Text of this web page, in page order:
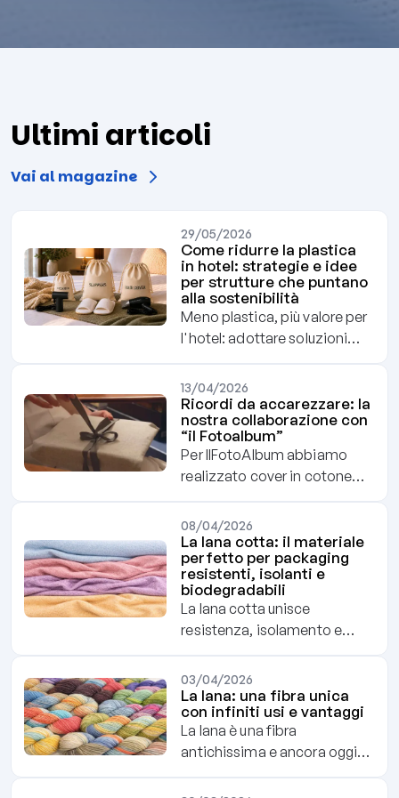
Ultimi articoli
Vai al magazine
29/05/2026
Come ridurre la plastica
in hotel: strategie e idee
per strutture che puntano
alla sostenibilità
Meno plastica, più valore per
l'hotel: adottare soluzioni
sprechi, contenere i costi e
rispondere alle aspettative di
ospiti sempre più
consapevoli. Ecco da dove
iniziare, partendo dalle linee
13/04/2026
Ricordi da accarezzare: la
nostra collaborazione con
“il Fotoalbum”
Per IlFotoAlbum abbiamo
realizzato cover in cotone
custodire qualcosa di unico: i
ricordi. Un progetto che va
oltre il semplice packaging,
unendo resistenza, praticità
ed eleganza. Scopri una
collaborazione nata per
memoria speciale merita.
08/04/2026
La lana cotta: il materiale
perfetto per packaging
resistenti, isolanti e
biodegradabili
La lana cotta unisce
resistenza, isolamento e
naturale. Biodegradabile,
durevole e versatile, è
perfetta per creare
packaging che proteggono e
valorizzano prodotti
03/04/2026
La lana: una fibra unica
con infiniti usi e vantaggi
La lana è una fibra
antichissima e ancora oggi
qualità uniche. Isolante,